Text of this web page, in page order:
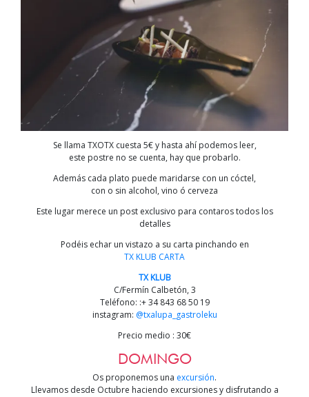
Se llama TXOTX cuesta 5€ y hasta ahí podemos leer,
este postre no se cuenta, hay que probarlo.
Además cada plato puede maridarse con un cóctel,
con o sin alcohol, vino ó cerveza
Este lugar merece un post exclusivo para contaros todos los
detalles
Podéis echar un vistazo a su carta pinchando en
TX KLUB CARTA
TX KLUB
C/Fermín Calbetón, 3
Teléfono: :+ 34 843 68 50 19
instagram: @txalupa_gastroleku
Precio medio : 30€
DOMINGO
Os proponemos una excursión.
Llevamos desde Octubre haciendo excursiones y disfrutando a